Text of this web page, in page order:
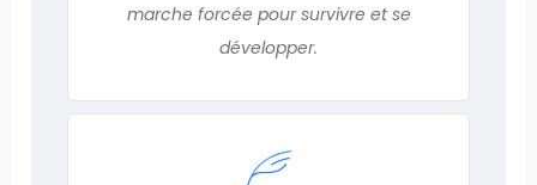
marche forcée pour survivre et se
développer.